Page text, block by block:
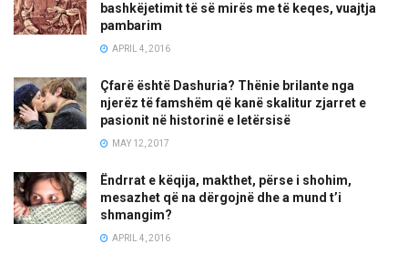
bashkëjetimit të së mirës me të keqes, vuajtja
pambarim
APRIL 4, 2016
Çfarë është Dashuria? Thënie brilante nga
njerëz të famshëm që kanë skalitur zjarret e
pasionit në historinë e letërsisë
MAY 12, 2017
Ëndrrat e këqija, makthet, përse i shohim,
mesazhet që na dërgojnë dhe a mund t’i
shmangim?
APRIL 4, 2016